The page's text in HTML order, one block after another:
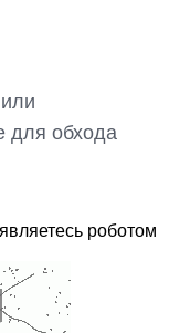
для обхода
роботом